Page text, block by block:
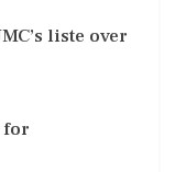
liste over
for